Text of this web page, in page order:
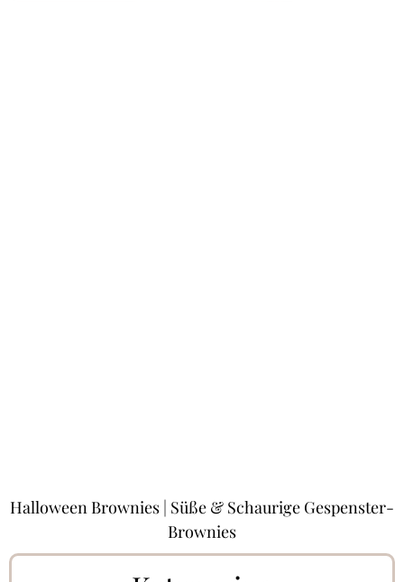
Halloween Brownies | Süße & Schaurige Gespenster-
Brownies